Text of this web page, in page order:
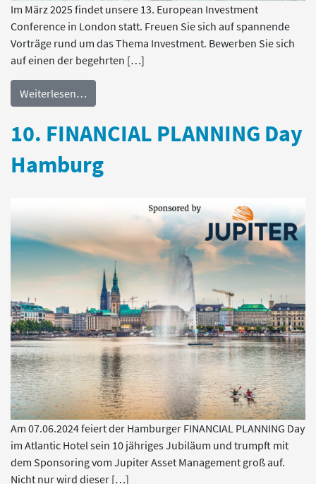
Im März 2025 findet unsere 13. European Investment
Conference in London statt. Freuen Sie sich auf spannende
Vorträge rund um das Thema Investment. Bewerben Sie sich
auf einen der begehrten […]
Weiterlesen…
10. FINANCIAL PLANNING Day
Hamburg
Am 07.06.2024 feiert der Hamburger FINANCIAL PLANNING Day
im Atlantic Hotel sein 10 jähriges Jubiläum und trumpft mit
dem Sponsoring vom Jupiter Asset Management groß auf.
Nicht nur wird dieser […]